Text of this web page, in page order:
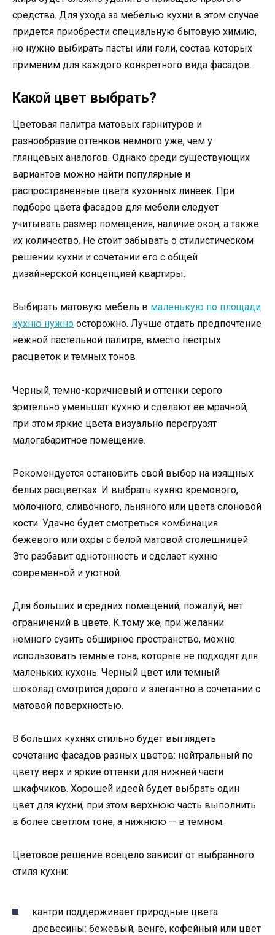
средства. Для ухода за мебелью кухни в этом случае
придется приобрести специальную бытовую химию,
но нужно выбирать пасты или гели, состав которых
применим для каждого конкретного вида фасадов.
Какой цвет выбрать?
Цветовая палитра матовых гарнитуров и
разнообразие оттенков немного уже, чем у
глянцевых аналогов. Однако среди существующих
вариантов можно найти популярные и
распространенные цвета кухонных линеек. При
подборе цвета фасадов для мебели следует
учитывать размер помещения, наличие окон, а также
их количество. Не стоит забывать о стилистическом
решении кухни и сочетании его с общей
дизайнерской концепцией квартиры.
Выбирать матовую мебель в маленькую по площади
кухню нужно осторожно. Лучше отдать предпочтение
нежной пастельной палитре, вместо пестрых
расцветок и темных тонов
Черный, темно-коричневый и оттенки серого
зрительно уменьшат кухню и сделают ее мрачной,
при этом яркие цвета визуально перегрузят
малогабаритное помещение.
Рекомендуется остановить свой выбор на изящных
белых расцветках. И выбрать кухню кремового,
молочного, сливочного, льняного или цвета слоновой
кости. Удачно будет смотреться комбинация
бежевого или охры с белой матовой столешницей.
Это разбавит однотонность и сделает кухню
современной и уютной.
Для больших и средних помещений, пожалуй, нет
ограничений в цвете. К тому же, при желании
немного сузить обширное пространство, можно
использовать темные тона, которые не подходят для
маленьких кухонь. Черный цвет или темный
шоколад смотрится дорого и элегантно в сочетании с
матовой поверхностью.
В больших кухнях стильно будет выглядеть
сочетание фасадов разных цветов: нейтральный по
цвету верх и яркие оттенки для нижней части
шкафчиков. Хорошей идеей будет выбрать один
цвет для кухни, при этом верхнюю часть выполнить
в более светлом тоне, а нижнюю — в темном.
Цветовое решение всецело зависит от выбранного
стиля кухни:
кантри поддерживает природные цвета
древесины: бежевый, венге, кофейный или цвет